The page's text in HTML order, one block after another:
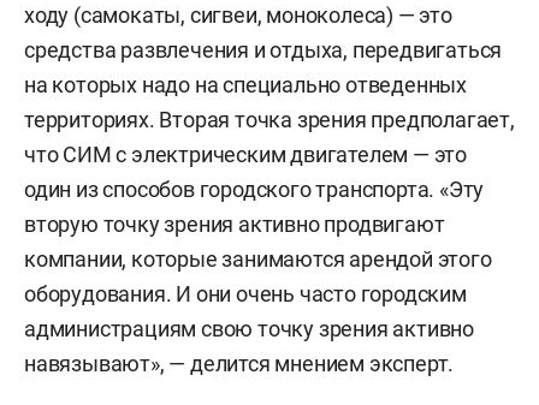
ходу (самокаты, сигвеи, моноколеса) — это
средства развлечения и отдыха, передвигаться
на которых надо на специально отведенных
территориях. Вторая точка зрения предполагает,
что СИМ с электрическим двигателем — это
один из способов городского транспорта. «Эту
вторую точку зрения активно продвигают
компании, которые занимаются арендой этого
оборудования. И они очень часто городским
администрациям свою точку зрения активно
навязывают», — делится мнением эксперт.